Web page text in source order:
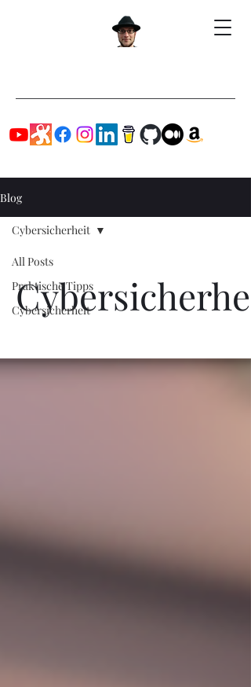
Blog
All Posts
Praktische Tipps
Cybersicherheit
Cybersicherheit
Cybersicherheit